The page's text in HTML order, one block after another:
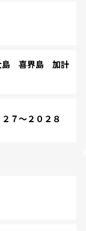
島 喜界島 加計
７～２０２８